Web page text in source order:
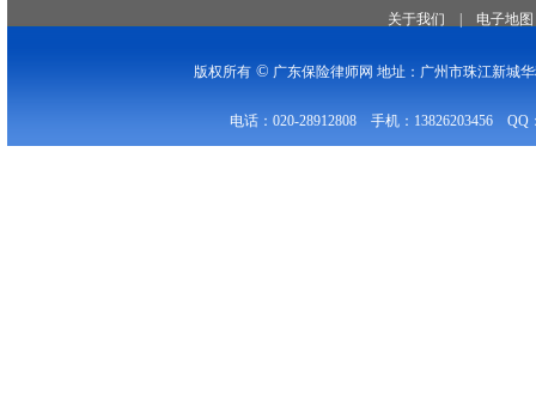
关于我们 电子地图
版权所有© 广东保险律师网 地址：广州市珠江新城
电话：020-28912808 手机：13826203456